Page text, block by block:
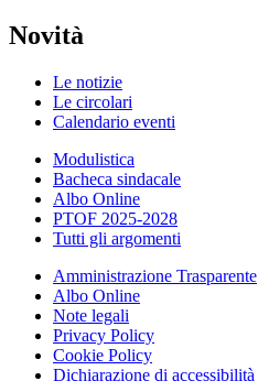
Novità
Le notizie
Le circolari
Calendario eventi
Modulistica
Bacheca sindacale
Albo Online
PTOF 2025-2028
Tutti gli argomenti
Amministrazione Trasparente
Albo Online
Note legali
Privacy Policy
Cookie Policy
Dichiarazione di accessibilità